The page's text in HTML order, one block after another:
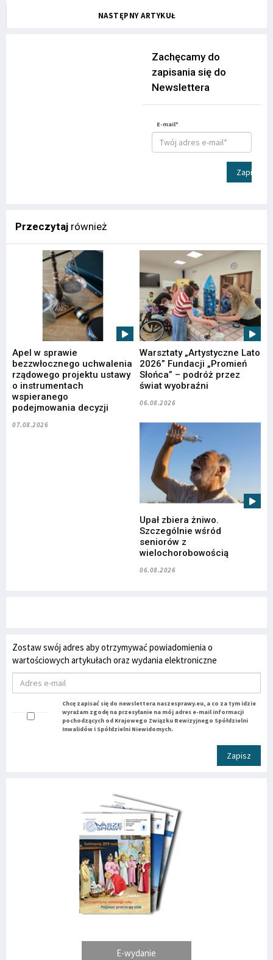
NASTĘPNY ARTYKUŁ
Zachęcamy do
zapisania się do
Newslettera
E-mail*
Zapisz
Przeczytaj również
Apel w sprawie
bezzwłocznego uchwalenia
rządowego projektu ustawy
o instrumentach
wspieranego
podejmowania decyzji
07.08.2026
Warsztaty „Artystyczne Lato
2026” Fundacji „Promień
Słońca” – podróż przez
świat wyobraźni
06.08.2026
Upał zbiera żniwo.
Szczególnie wśród
seniorów z
wielochorobowością
06.08.2026
Zostaw swój adres aby otrzymywać powiadomienia o
wartościowych artykułach oraz wydania elektroniczne
Chcę zapisać się do newslettera naszesprawy.eu, a co za tym idzie
wyrażam zgodę na przesyłanie na mój adres e-mail informacji
pochodzących od Krajowego Związku Rewizyjnego Spółdzielni
Inwalidów i Spółdzielni Niewidomych.
Zapisz
E-wydanie